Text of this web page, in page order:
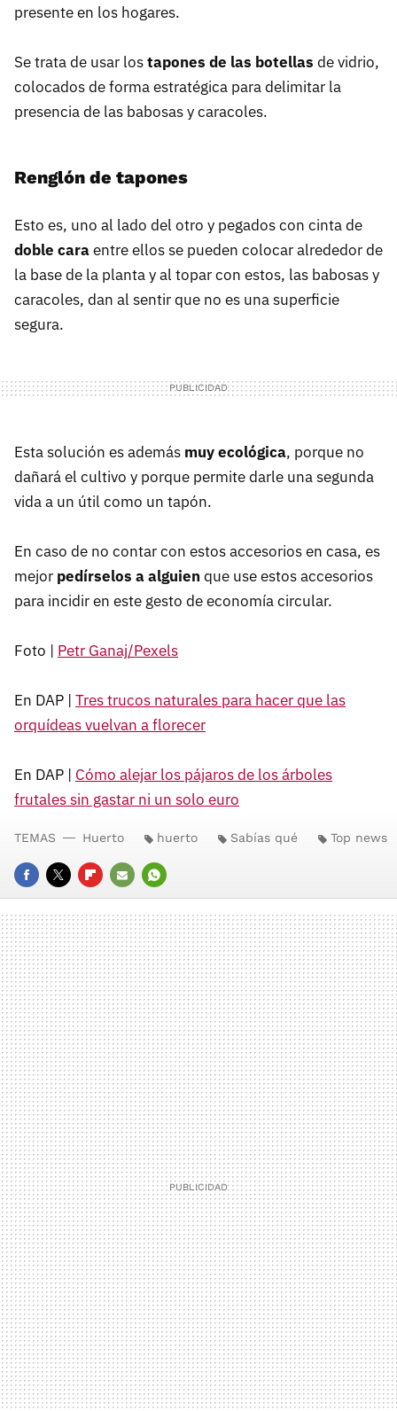
presente en los hogares.
Se trata de usar lostapones de las botellas de vidrio,
colocados de forma estratégica para delimitar la
presencia de las babosas y caracoles.
Renglón de tapones
Esto es, uno al lado del otro y pegados con cinta de
doble caraentre ellos se pueden colocar alrededor de
la base de la planta y al topar con estos, las babosas y
caracoles, dan al sentir que no es una superficie
segura.
Esta solución es además muy ecológica, porque no
dañará el cultivo y porque permite darle una segunda
vida a un útil como un tapón.
En caso de no contar con estos accesorios en casa, es
mejor pedírselos a alguien que use estos accesorios
para incidir en este gesto de economía circular.
Foto | Petr Ganaj/Pexels
En DAP | Tres trucos naturales para hacer que las
orquídeas vuelvan a florecer
En DAP | Cómo alejar los pájaros de los árboles
frutales sin gastar ni un solo euro
FACEBOOK
TWITTERFLIPBOARD
E-
MAIL
WHATSAPP
TEMAS Huerto huerto Sabías qué Top news